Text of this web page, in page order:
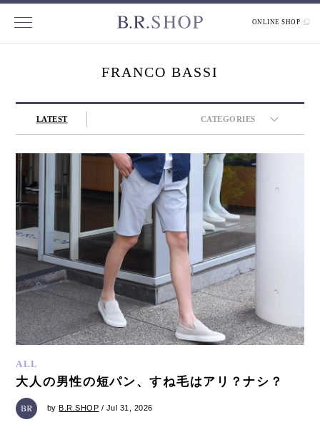
ONLINE SHOP
FRANCO BASSI
LATEST CATEGORIES
ALL
大人の男性の短パン、すね毛はアリ？ナシ？
by B.R.SHOP / Jul 31, 2026